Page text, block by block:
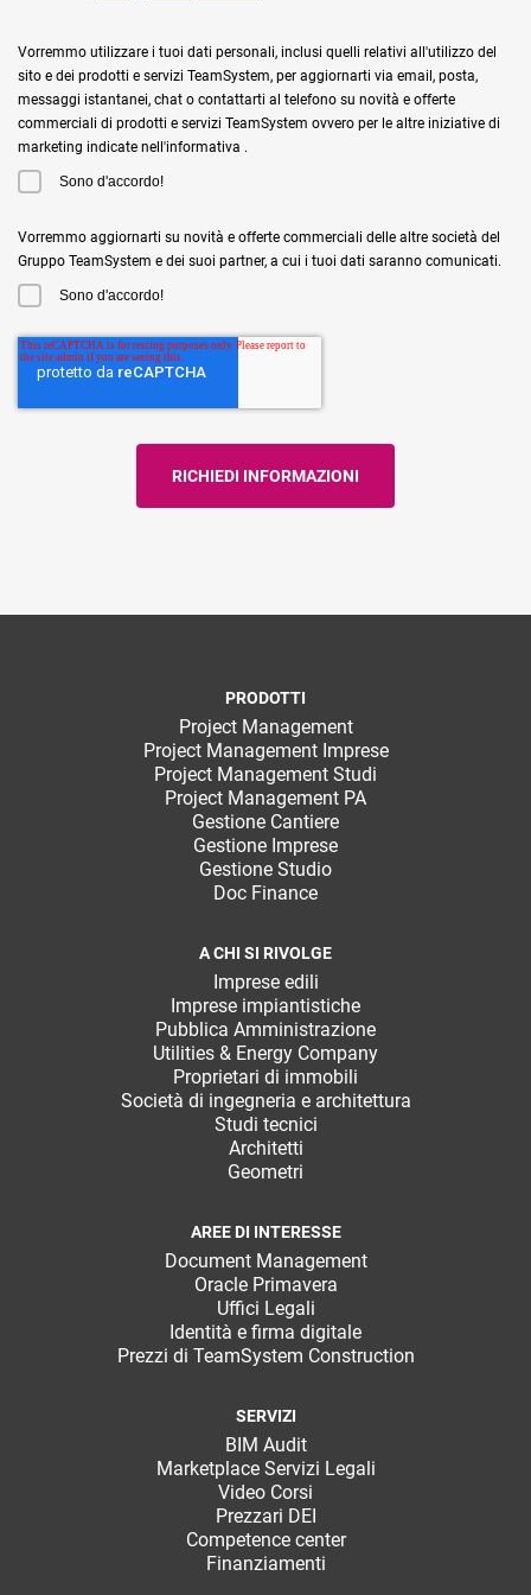
Vorremmo utilizzare i tuoi dati personali, inclusi quelli relativi all'utilizzo del
sito e dei prodotti e servizi TeamSystem, per aggiornarti via email, posta,
messaggi istantanei, chat o contattarti al telefono su novità e offerte
commerciali di prodotti e servizi TeamSystem ovvero per le altre iniziative di
marketing indicate nell'informativa .
Sono d'accordo!
Vorremmo aggiornarti su novità e offerte commerciali delle altre società del
Gruppo TeamSystem e dei suoi partner, a cui i tuoi dati saranno comunicati.
Sono d'accordo!
PRODOTTI
Project Management
Project Management Imprese
Project Management Studi
Project Management PA
Gestione Cantiere
Gestione Imprese
Gestione Studio
Doc Finance
A CHI SI RIVOLGE
Imprese edili
Imprese impiantistiche
Pubblica Amministrazione
Utilities & Energy Company
Proprietari di immobili
Società di ingegneria e architettura
Studi tecnici
Architetti
Geometri
AREE DI INTERESSE
Document Management
Oracle Primavera
Uffici Legali
Identità e firma digitale
Prezzi di TeamSystem Construction
SERVIZI
BIM Audit
Marketplace Servizi Legali
Video Corsi
Prezzari DEI
Competence center
Finanziamenti